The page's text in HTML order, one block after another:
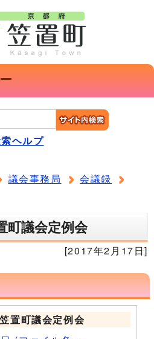
ヘルプ
議会事務局
会議録
町議会定例会
[2017年2月17日]
置町議会定例会